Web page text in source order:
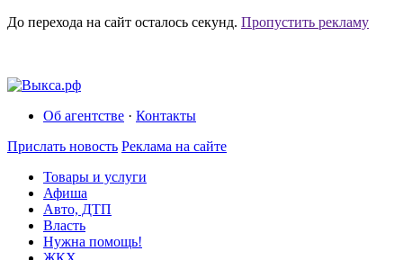
До перехода на сайт осталось секунд. Пропустить рекламу
Об агентстве · Контакты
Прислать новость Реклама на сайте
Товары и услуги
Афиша
Авто, ДТП
Власть
Нужна помощь!